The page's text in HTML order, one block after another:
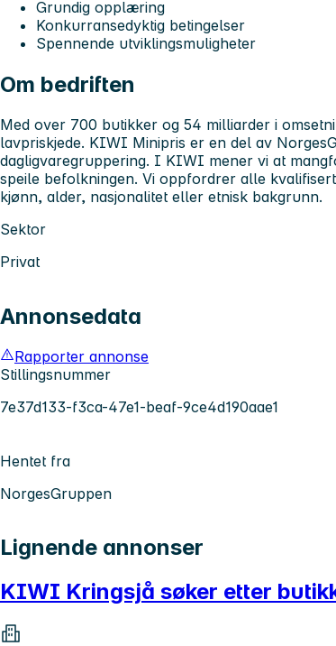
Grundig opplæring
Konkurransedyktig betingelser
Spennende utviklingsmuligheter
Om bedriften
Med over 700 butikker og 54 milliarder i
lavpriskjede. KIWI Minipris er en del av
dagligvaregruppering. I KIWI mener vi at
speile befolkningen. Vi oppfordrer alle
kjønn, alder, nasjonalitet eller etnisk bakgrunn.
Sektor
Privat
Annonsedata
Rapporter annonse
Stillingsnummer
7e37d133-f3ca-47e1-beaf-9ce4d190aae1
Hentet fra
NorgesGruppen
Lignende annonser
KIWI Kringsjå søker etter